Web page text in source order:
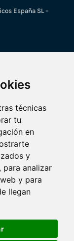
técnicas
tu
en
y
para analizar
y para
llegan
España SL –